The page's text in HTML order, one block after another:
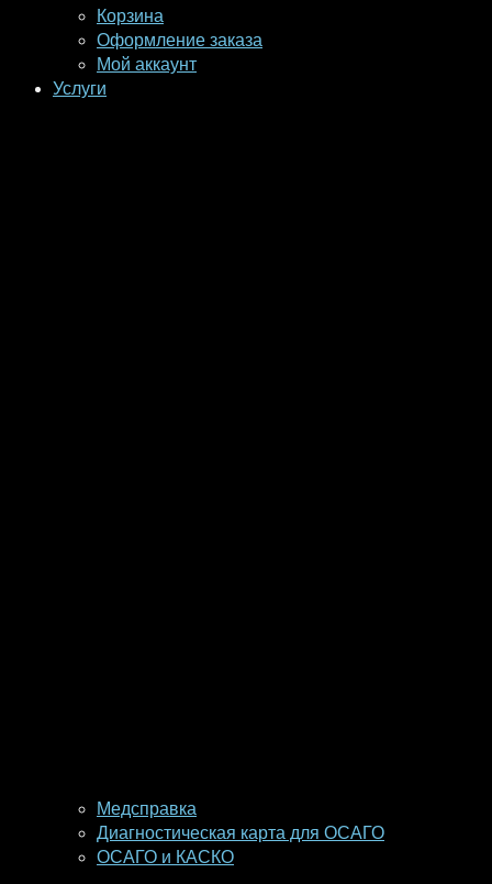
Корзина
Оформление заказа
Мой аккаунт
Услуги
Медсправка
Диагностическая карта для ОСАГО
ОСАГО и КАСКО